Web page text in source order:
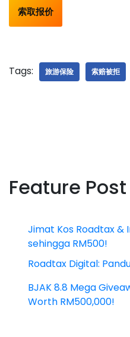
索取报价
Tags: 旅游保险 索赔被拒
Feature Post
Jimat Kos Roadtax &
sehingga RM500!
Roadtax Digital:
BJAK 8.8 Mega
Worth RM500,000!